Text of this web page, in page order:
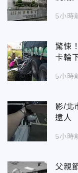
5小時
驚悚
卡輪
5小時
影/北
逮人
5小時
父親